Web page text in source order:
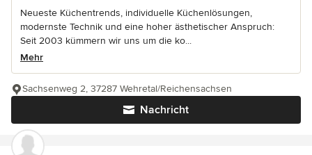
Neueste Küchentrends, individuelle Küchenlösungen,
modernste Technik und eine hoher ästhetischer Anspruch:
Seit 2003 kümmern wir uns um die ko...
Mehr
Nachricht
Sachsenweg 2, 37287 Wehretal/Reichensachsen